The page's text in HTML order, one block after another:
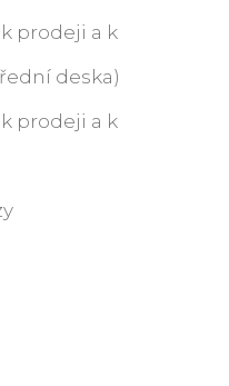
prodeji a k
deska)
prodeji a k